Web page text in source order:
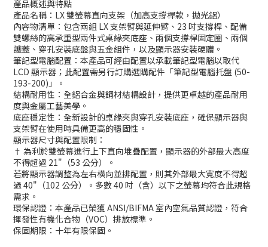
產品概述與特點
產品名稱：LX 雙螢幕直向支架（加高支撐桿款，拋光鋁）
內容物清單：包含兩組 LX 支架臂與延伸臂、23 吋支撐桿、配備
雙螺絲的高承重型兩件式桌緣夾底座、兩個支撐桿固定圈、兩個
護蓋、穿孔安裝底盤與五金組件，以及顯示器安裝硬體。
筆記型電腦配置：本產品可經由配置以承載筆記型電腦以取代
LCD 顯示器；此配置需另行訂購選購配件「筆記型電腦托盤 (50-
193-200)」。
結構耐用性：全鋁合金與鋼材結構設計，提供更卓越的產品耐用
度與金屬工藝美學。
底座穩定性：全新設計的桌緣夾與穿孔安裝底座，確保顯示器與
支架臂在使用時具備更高的穩固性。
顯示器尺寸與配置限制：
† 為利於雙螢幕進行上下直向堆疊配置，顯示器的外部最大高度
不得超過 21"（53 公分）。
若將顯示器調整為左右橫向並排配置，則其外部最大寬度不得超
過 40"（102 公分）。多數 40 吋（含）以下之螢幕均符合此規格
需求。
環保認證：本產品已榮獲 ANSI/BIFMA 室內空氣品質認證，符合
揮發性有機化合物（VOC）排放標準。
保固期限：十年有限保固。